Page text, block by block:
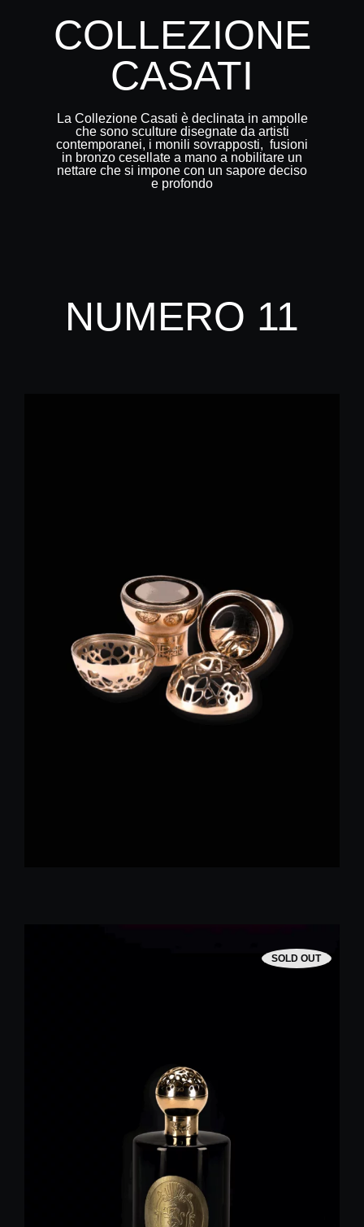
COLLEZIONE
CASATI
La Collezione Casati è declinata in ampolle
che sono sculture disegnate da artisti
contemporanei, i monili sovrapposti, fusioni
in bronzo cesellate a mano a nobilitare un
nettare che si impone con un sapore deciso
e profondo
NUMERO 11
SOLD OUT